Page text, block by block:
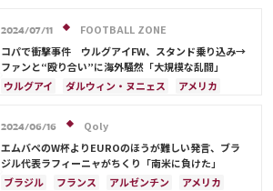
2024/07/11
FOOTBALL ZONE
コパで衝撃事件 ウルグアイFW、スタンド乗り込み→
ファンと“殴り合い”に海外騒然「大規模な乱闘」
ウルグアイ
ダルウィン・ヌニェス
アメリカ
2024/06/16
Qoly
エムバペのW杯よりEUROのほうが難しい発言、ブラ
ジル代表ラフィーニャがちくり「南米に負けた」
ブラジル
フランス アルゼンチン アメリカ